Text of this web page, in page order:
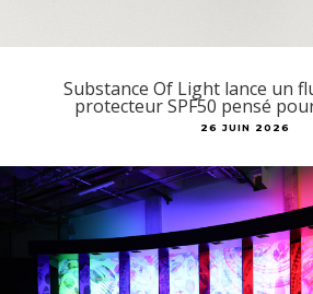
Substance Of Light lance un
protecteur SPF50 pensé
26 JUIN 2026